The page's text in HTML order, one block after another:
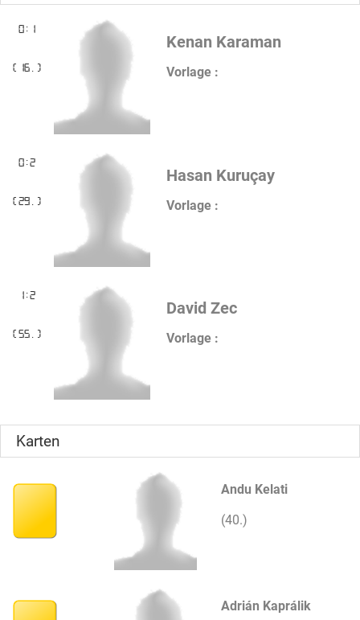
0:1
(16.)
Kenan Karaman
Vorlage :
0:2
(29.)
Hasan Kuruçay
Vorlage :
1:2
(55.)
David Zec
Vorlage :
Karten
Andu Kelati
(40.)
Adrián Kaprálik